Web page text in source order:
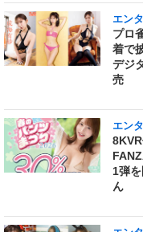
エン
プロ
着で
デジ
売
エン
1弾
ん